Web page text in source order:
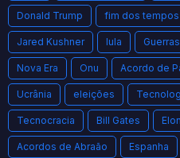
Donald Trump fim dos tempos
Jared Kushner lula Guerras
Nova Era Onu Acordo de
Ucrânia eleições
Tecnocracia Bill Gates
Acordos de Abraão Espanha